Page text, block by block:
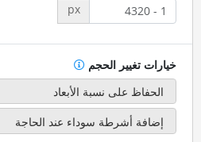
px
خيارات تغيير الحجم